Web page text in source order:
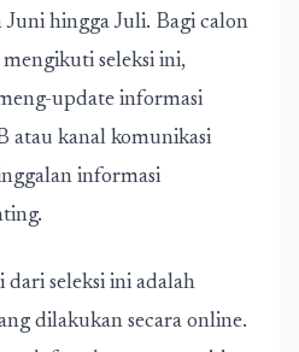
Juni hingga Juli. Bagi calon
seleksi ini,
update informasi
atau kanal komunikasi
informasi
dari seleksi ini adalah
dilakukan secara online.